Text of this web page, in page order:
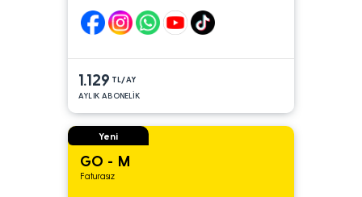
1.129 TL/AY
AYLIK ABONELİK
Yeni
GO - M
Faturasız